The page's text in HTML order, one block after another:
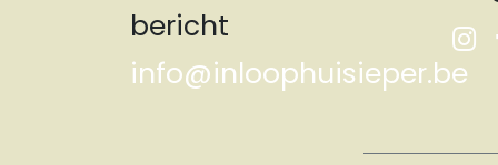
bericht
info@inloophuisieper.be